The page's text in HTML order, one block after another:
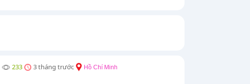
233 3 tháng trước Hồ Chí Minh